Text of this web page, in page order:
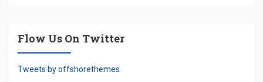
Flow Us On Twitter
Tweets by offshorethemes